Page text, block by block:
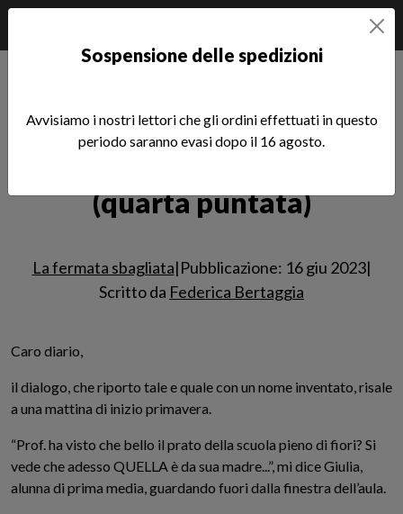
La fermata sbagliata (quarta puntata)
(quarta puntata)
La fermata sbagliata|Pubblicazione: 16 giu 2023|
Scritto da Federica Bertaggia
Caro diario,
il dialogo, che riporto tale e quale con un nome inventato, risale
a una mattina di inizio primavera.
“Prof. ha visto che bello il prato della scuola pieno di fiori? Si
vede che adesso QUELLA è da sua madre...”, mi dice Giulia,
alunna di prima media, guardando fuori dalla finestra dell’aula.
Sospensione delle spedizioni
Avvisiamo i nostri lettori che gli ordini effettuati in questo
periodo saranno evasi dopo il 16 agosto.